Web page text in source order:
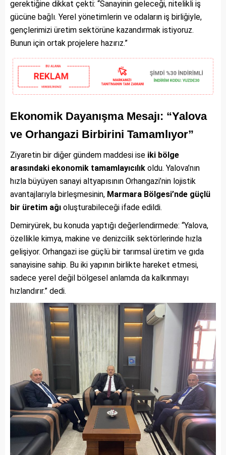
gerektiğine dikkat çekti: “Sanayinin geleceği, nitelikli iş
gücüne bağlı. Yerel yönetimlerin ve odaların iş birliğiyle,
gençlerimizi üretim sektörüne kazandırmak istiyoruz.
Bunun için ortak projelere hazırız.”
Ekonomik Dayanışma Mesajı: “Yalova
ve Orhangazi Birbirini Tamamlıyor”
Ziyaretin bir diğer gündem maddesi ise iki bölge
arasındaki ekonomik tamamlayıcılık oldu. Yalova’nın
hızla büyüyen sanayi altyapısının Orhangazi’nin lojistik
avantajlarıyla birleşmesinin, Marmara Bölgesi’nde güçlü
bir üretim ağı oluşturabileceği ifade edildi.
Demiryürek, bu konuda yaptığı değerlendirmede: “Yalova,
özellikle kimya, makine ve denizcilik sektörlerinde hızla
gelişiyor. Orhangazi ise güçlü bir tarımsal üretim ve gıda
sanayisine sahip. Bu iki yapının birlikte hareket etmesi,
sadece yerel değil bölgesel anlamda da kalkınmayı
hızlandırır.” dedi.